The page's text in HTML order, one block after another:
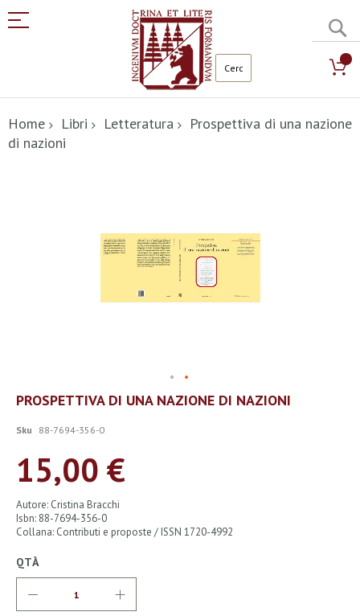
al
contenuto
Home Libri Letteratura
Prospettiva di una nazione
di nazioni
Vai
all'inizio
galleria
immagini
PROSPETTIVA DI UNA NAZIONE DI NAZIONI
Sku 88-7694-356-0
15,00 €
Autore: Cristina Bracchi
Isbn: 88-7694-356-0
Collana: Contributi e proposte / ISSN 1720-4992
QTÀ